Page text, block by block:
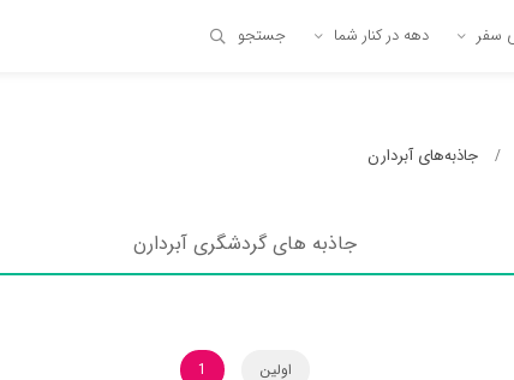
سفر دهه در کنار شما جستجو
جاذبه‌های آبردارن
جاذبه های گردشگری آبردارن
اولین 1